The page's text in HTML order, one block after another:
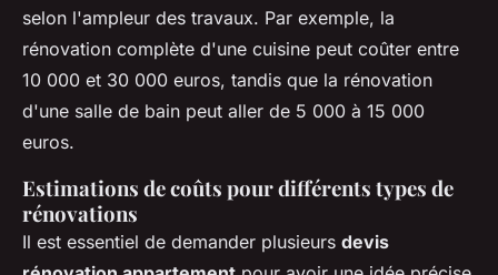
selon l'ampleur des travaux. Par exemple, la
rénovation complète d'une cuisine peut coûter entre
10 000 et 30 000 euros, tandis que la rénovation
d'une salle de bain peut aller de 5 000 à 15 000
euros.
Estimations de coûts pour différents types de
rénovations
Il est essentiel de demander plusieurs devis